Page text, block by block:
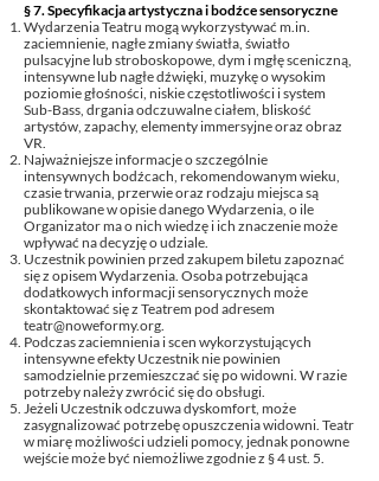
§ 7. Specyfikacja artystyczna i bodźce sensoryczne
Wydarzenia Teatru mogą wykorzystywać m.in.
zaciemnienie, nagłe zmiany światła, światło
pulsacyjne lub stroboskopowe, dym i mgłę sceniczną,
intensywne lub nagłe dźwięki, muzykę o wysokim
poziomie głośności, niskie częstotliwości i system
Sub-Bass, drgania odczuwalne ciałem, bliskość
artystów, zapachy, elementy immersyjne oraz obraz
VR.
Najważniejsze informacje o szczególnie
intensywnych bodźcach, rekomendowanym wieku,
czasie trwania, przerwie oraz rodzaju miejsca są
publikowane w opisie danego Wydarzenia, o ile
Organizator ma o nich wiedzę i ich znaczenie może
wpływać na decyzję o udziale.
Uczestnik powinien przed zakupem biletu zapoznać
się z opisem Wydarzenia. Osoba potrzebująca
dodatkowych informacji sensorycznych może
skontaktować się z Teatrem pod adresem
teatr@noweformy.org.
Podczas zaciemnienia i scen wykorzystujących
intensywne efekty Uczestnik nie powinien
samodzielnie przemieszczać się po widowni. W razie
potrzeby należy zwrócić się do obsługi.
Jeżeli Uczestnik odczuwa dyskomfort, może
zasygnalizować potrzebę opuszczenia widowni. Teatr
w miarę możliwości udzieli pomocy, jednak ponowne
wejście może być niemożliwe zgodnie z § 4 ust. 5.